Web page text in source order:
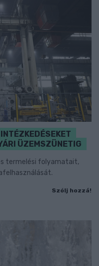
ÜZEMSZÜNETIG
termelési folyamatait,
Szólj hozzá!